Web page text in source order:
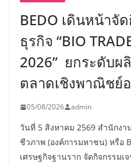
BEDO เดินหน้าจั
ธุรกิจ “BIO
2026” ยกระดับ
ตลาดเชิงพาณิชย์
05/08/2026 admin
วันที่ 5 สิงหาคม 2569 สำนักง
ชีวภาพ (องค์การมหาชน) หรือ
เศรษฐกิจฐานราก จัดกิจกรรมเจ